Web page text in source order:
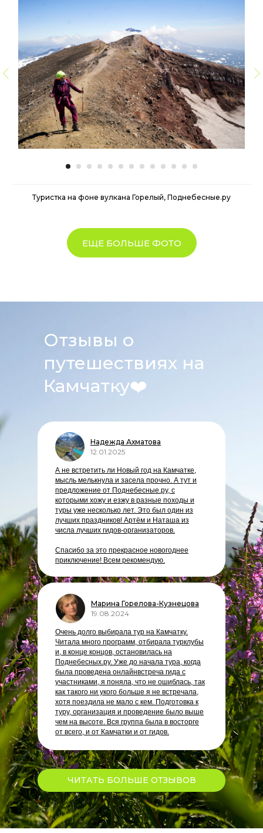
Туристка на фоне вулкана Горелый, Поднебесные.ру
ЕЩЕ БОЛЬШЕ ФОТО
Надежда Ахматова
А не встретить ли Новый год на Камчатке,
мысль мелькнула и засела прочно. А тут и
предложение от Поднебесные.ру, с
которыми хожу и езжу в разные походы и
туры уже несколько лет. Это был один из
лучших праздников! Артём и Наташа из
числа лучших гидов-организаторов.
Спасибо за это прекрасное новогоднее
приключение! Всем рекомендую.
12.01.2025
Очень долго выбирала тур на Камчатку.
Читала много программ, отбирала турклубы
и, в конце концов, остановилась на
Поднебесных.ру. Уже до начала тура, когда
была проведена онлайнвстреча гида с
участниками, я поняла, что не ошиблась, так
как такого ни укого больше я не встречала,
хотя поездила не мало с кем. Подготовка к
туру, организация и проведение было выше
чем на высоте. Вся группа была в восторге
от всего, и от Камчатки и от гидов.
19.08.2024
Марина Горелова-Кузнецова
Отзывы о
путешествиях на
Камчатку❤️
ЧИТАТЬ БОЛЬШЕ ОТЗЫВОВ